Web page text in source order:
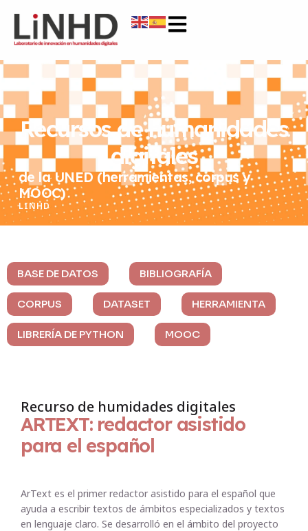
Recursos de humanidades
digitales
de la UNED (herramientas, corpus y
MOOC)
LINHD
BASE DE DATOS BIBLIOGRAFÍA
CORPUS DATASET HERRAMIENTA
LIBRERÍA DE PYTHON MOOC
Recurso de humidades digitales
ARTEXT: redactor asistido
para el español
ArText es el primer redactor asistido para el español que
ayuda a escribir textos de ámbitos especializados y textos
en lenguaje claro. Se desarrolló en el ámbito del proyecto